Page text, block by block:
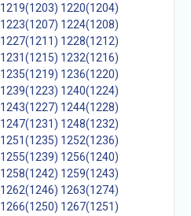
1219(1203) 1220(1204)
1223(1207) 1224(1208)
1227(1211) 1228(1212)
1231(1215) 1232(1216)
1235(1219) 1236(1220)
1239(1223) 1240(1224)
1243(1227) 1244(1228)
1247(1231) 1248(1232)
1251(1235) 1252(1236)
1255(1239) 1256(1240)
1258(1242) 1259(1243)
1262(1246) 1263(1274)
1266(1250) 1267(1251)